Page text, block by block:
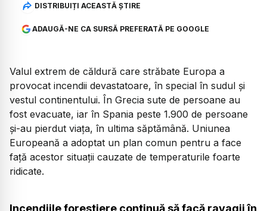
DISTRIBUIȚI ACEASTĂ ȘTIRE
ADAUGĂ-NE CA SURSĂ PREFERATĂ PE GOOGLE
Valul extrem de căldură care străbate Europa a
provocat incendii devastatoare, în special în sudul și
vestul continentului. În Grecia sute de persoane au
fost evacuate, iar în Spania peste 1.900 de persoane
și-au pierdut viața, în ultima săptămână. Uniunea
Europeană a adoptat un plan comun pentru a face
față acestor situații cauzate de temperaturile foarte
ridicate.
Incendiile forestiere continuă să facă ravagii în